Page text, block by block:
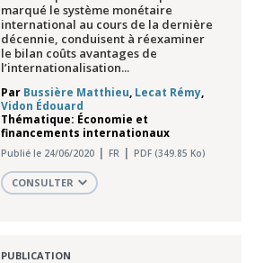
marqué le système monétaire
international au cours de la dernière
décennie, conduisent à réexaminer
le bilan coûts avantages de
l’internationalisation...
Par Bussière Matthieu, Lecat Rémy,
Vidon Édouard
Thématique: Économie et
financements internationaux
Publié le 24/06/2020 FR PDF (349.85 Ko)
CONSULTER
PUBLICATION